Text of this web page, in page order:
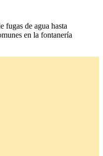
fugas de agua hasta
en la fontanería